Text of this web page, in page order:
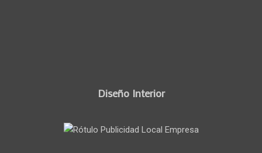
Diseño Interior